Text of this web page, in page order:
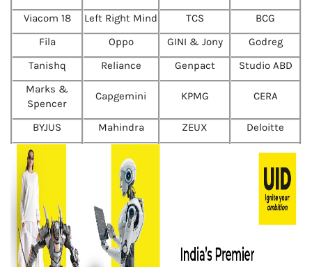
Viacom 18
Left Right Mind TCS
BCG
Fila
Oppo GINI & Jony
Godreg
Tanishq
Reliance Genpact
Studio ABD
Marks &
Spencer
Capgemini KPMG CERA
BYJUS Mahindra ZEUX Deloitte